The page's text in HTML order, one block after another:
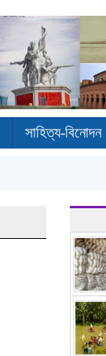
সাহিত্য-বিনোদন